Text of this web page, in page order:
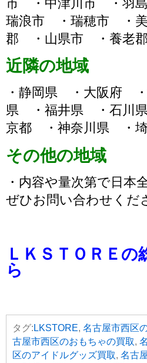
市 ・中津川市 ・羽
瑞浪市 ・瑞穂市 ・
郡 ・山県市 ・養老郡
近隣の地域
・静岡県 ・大阪府
県 ・福井県 ・石川
京都 ・神奈川県 ・
その他の地域
・内容や量次第で日本
ぜひお問い合わせくだ
ＬＫＳＴＯＲＥ
ら
タグ: LKSTORE, 名古屋市西区
古屋市西区のおもちゃの買取,
区のアイドルグッズ買取, 名古